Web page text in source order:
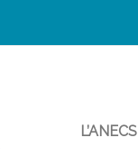
L’ANECS